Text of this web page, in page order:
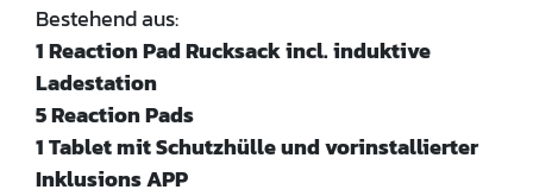
Bestehend aus:
1 Reaction Pad Rucksack incl. induktive
Ladestation
5 Reaction Pads
1 Tablet mit Schutzhülle und vorinstallierter
Inklusions APP